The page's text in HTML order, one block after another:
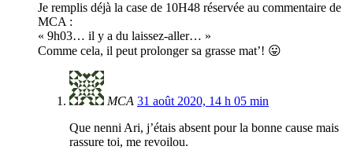
Je remplis déjà la case de 10H48 réservée au commentaire de
MCA :
« 9h03… il y a du laissez-aller… »
Comme cela, il peut prolonger sa grasse mat’! 😛
MCA 31 août 2020, 14 h 05 min
Que nenni Ari, j’étais absent pour la bonne cause mais
rassure toi, me revoilou.